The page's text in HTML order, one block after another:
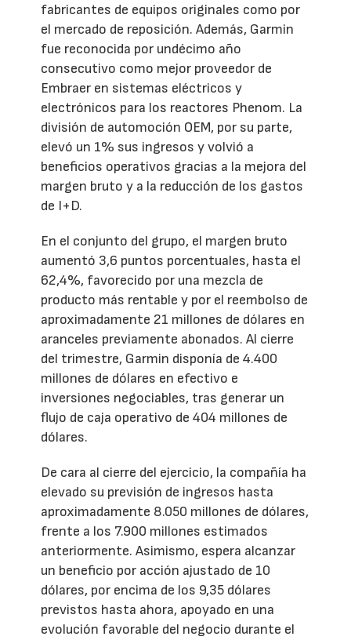
fabricantes de equipos originales como por
el mercado de reposición. Además, Garmin
fue reconocida por undécimo año
consecutivo como mejor proveedor de
Embraer en sistemas eléctricos y
electrónicos para los reactores Phenom. La
división de automoción OEM, por su parte,
elevó un 1% sus ingresos y volvió a
beneficios operativos gracias a la mejora del
margen bruto y a la reducción de los gastos
de I+D.
En el conjunto del grupo, el margen bruto
aumentó 3,6 puntos porcentuales, hasta el
62,4%, favorecido por una mezcla de
producto más rentable y por el reembolso de
aproximadamente 21 millones de dólares en
aranceles previamente abonados. Al cierre
del trimestre, Garmin disponía de 4.400
millones de dólares en efectivo e
inversiones negociables, tras generar un
flujo de caja operativo de 404 millones de
dólares.
De cara al cierre del ejercicio, la compañía ha
elevado su previsión de ingresos hasta
aproximadamente 8.050 millones de dólares,
frente a los 7.900 millones estimados
anteriormente. Asimismo, espera alcanzar
un beneficio por acción ajustado de 10
dólares, por encima de los 9,35 dólares
previstos hasta ahora, apoyado en una
evolución favorable del negocio durante el